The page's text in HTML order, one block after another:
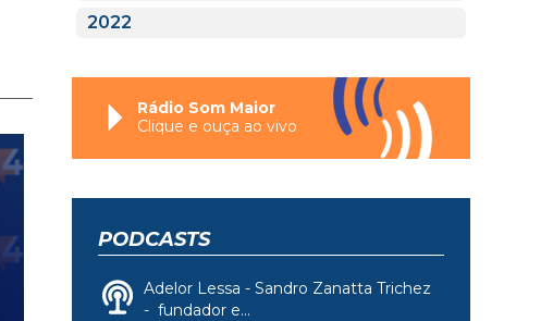
2022
Rádio Som Maior
Clique e ouça ao vivo
PODCASTS
Adelor Lessa - Sandro Zanatta Trichez
- fundador e...